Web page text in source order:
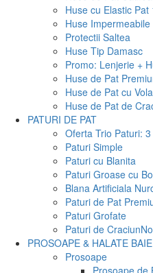
Huse cu Elastic
Huse Impermeabile
Protectii Saltea
Huse Tip Damasc
Promo: Lenjerie +
Huse de Pat
Huse de Pat cu
Huse de Pat de
PATURI DE PAT
Oferta Trio Paturi:
Paturi Simple
Paturi cu Blanita
Paturi Groase cu
Blana Artificiala
Paturi de Pat
Paturi Grofate
Paturi de Craciun
PROSOAPE & HALATE BAIE
Prosoape
Prosoape de